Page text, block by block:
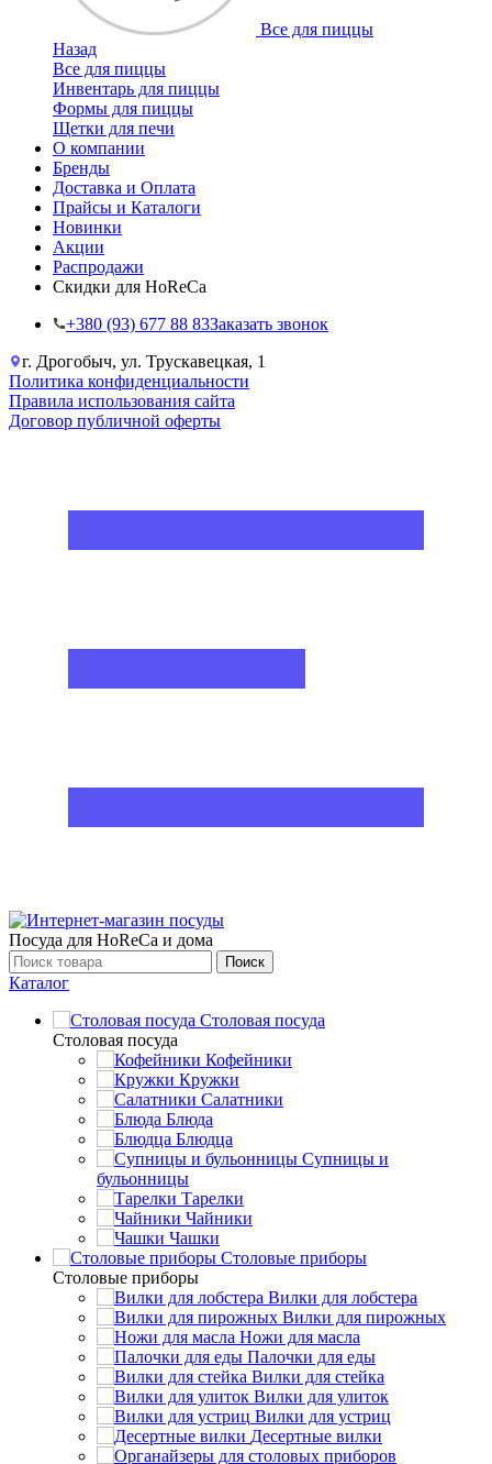
Все для пиццы
Назад
Все для пиццы
Инвентарь для пиццы
Формы для пиццы
Щетки для печи
О компании
Бренды
Доставка и Оплата
Прайсы и Каталоги
Новинки
Акции
Распродажи
Скидки для HoReCa
+38‎0 (93) 677 88 83Заказать звонок
г. Дрогобыч, ул. Трускавецкая, 1
Политика конфиденциальности
Правила использования сайта
Договор публичной оферты
Посуда для HoReCa и дома
Поиск
Каталог
Столовая посуда
Столовая посуда
Кофейники
Кружки
Салатники
Блюда
Блюдца
Супницы и
бульонницы
Тарелки
Чайники
Чашки
Cтоловые приборы
Cтоловые приборы
Вилки для лобстера
Вилки для пирожных
Ножи для масла
Палочки для еды
Вилки для стейка
Вилки для улиток
Вилки для устриц
Десертные вилки